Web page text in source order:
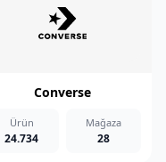
Converse
Ürün
24.734
Mağaza
28